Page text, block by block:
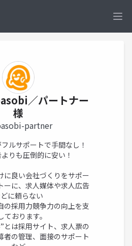
／パートナー
様
partner
ルサポートで手間なし！
りも圧倒的に安い！
に良い会社づくりをサポー
ーに、求人媒体や求人広告
に頼らない
の採用力競争力の向上を支
ております。
とは採用サイト、求人票の
者の管理、面接のサポート